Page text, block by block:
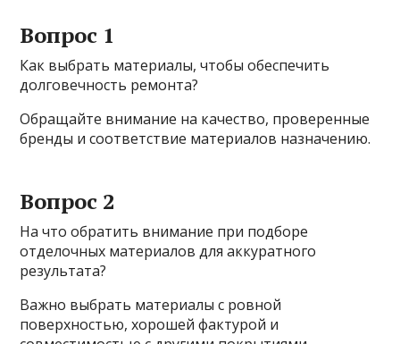
Вопрос 1
Как выбрать материалы, чтобы обеспечить
долговечность ремонта?
Обращайте внимание на качество, проверенные
бренды и соответствие материалов назначению.
Вопрос 2
На что обратить внимание при подборе
отделочных материалов для аккуратного
результата?
Важно выбрать материалы с ровной
поверхностью, хорошей фактурой и